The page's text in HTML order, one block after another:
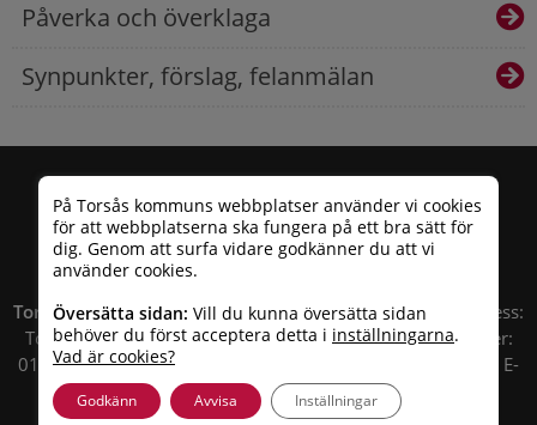
På Torsås kommuns webbplatser använder vi cookies
för att webbplatserna ska fungera på ett bra sätt för
dig. Genom att surfa vidare godkänner du att vi
använder cookies.
Översätta sidan: Vill du kunna översätta sidan
behöver du först acceptera detta i inställningarna.
Vad är cookies?
Godkänn Avvisa Inställningar
Påverka och överklaga
Synpunkter, förslag, felanmälan
Torsås kommun| Besöksadress: Allfargatan 26 | Postadress:
Torsås kommun, Box 503, 385 25 Torsås Telefonnummer:
010 – 35 33 100 | Organisationsnummer: 212000-0696 | E-
post:info@torsas.se|Tillgänglighetsredogörelse